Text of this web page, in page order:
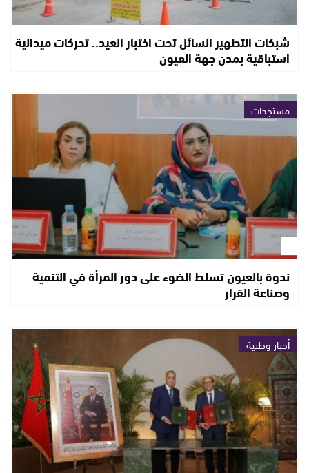
شبكات التطهير السائل تحت اختبار العيد.. تحركات ميدانية
استباقية بمدن جهة العيون
مستجدات
ندوة بالعيون تسلط الضوء على دور المرأة في التنمية
وصناعة القرار
أخبار وطنية